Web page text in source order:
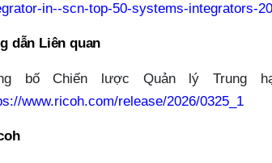
in--scn-top-50-systems-integrators-
dẫn Liên quan
bố Chiến lược Quản lý Trung
www.ricoh.com/release/2026/0325_1